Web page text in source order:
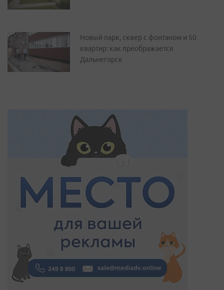
Новый парк, сквер с фонтаном и 50
квартир: как преображается
Дальнегорск